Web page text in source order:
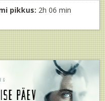
pikkus: 2h 06 min